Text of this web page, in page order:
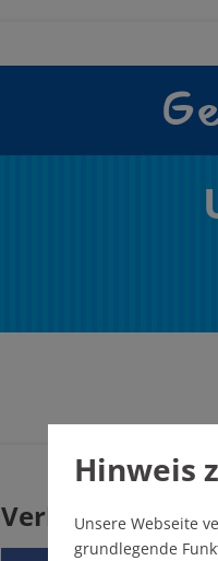
Verbreiten Sie
Hinweis
Unsere Webseite
grundlegende